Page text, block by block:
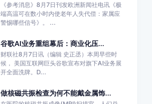
《参考消息》8月7日刊发欧洲新闻社电讯《极
端高温可在数小时内使老年人失代偿：家属应
警惕哪些信号》。 ...
谷歌AI业务重组幕后：商业化压...
财联社8月7日讯（编辑 史正丞）本周早些时
候， 美国互联网巨头谷歌宣布对旗下AI业务展
开全面洗牌。D...
做核磁共振检查为何不能戴金属饰...